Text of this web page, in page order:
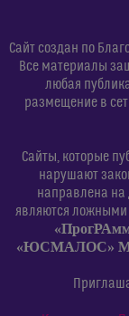
Сайт создан по
Все материалы
любая
размещение в
Сайты, которые
нарушают
направлена на
являются ложными
«ЮСМАЛОС»